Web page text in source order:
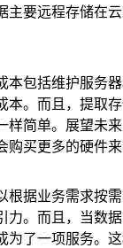
主要远程存储在
本包括维护服务
本。而且，提取
样简单。展望未
买更多的硬件来
根据业务需求按
力。而且，当数
为了一项服务。